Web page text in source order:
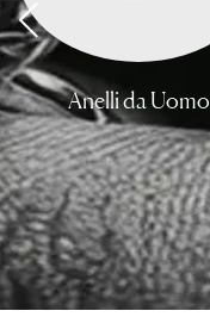
Anelli da Uomo